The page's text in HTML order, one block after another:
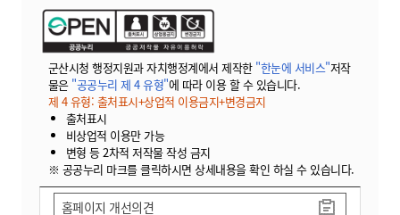
군산시청 행정지원과 자치행정계에서 제작한 "한눈에 서비스"저작
물은 "공공누리 제 4 유형"에 따라 이용 할 수 있습니다.
제 4 유형: 출처표시+상업적 이용금지+변경금지
출처표시
비상업적 이용만 가능
변형 등 2차적 저작물 작성 금지
※ 공공누리 마크를 클릭하시면 상세내용을 확인 하실 수 있습니다.
홈페이지 개선의견